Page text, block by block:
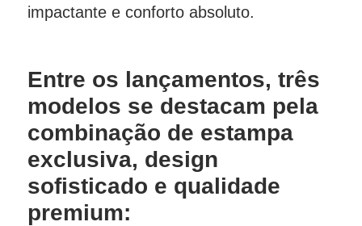
impactante e conforto absoluto.
Entre os lançamentos, três
modelos se destacam pela
combinação de estampa
exclusiva, design
sofisticado e qualidade
premium: